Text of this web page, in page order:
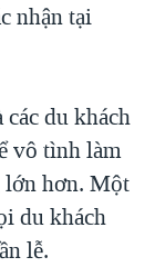
THÔN MỸ
nhận tại
du khách
vô tình làm
lớn hơn. Một
du khách
lễ.